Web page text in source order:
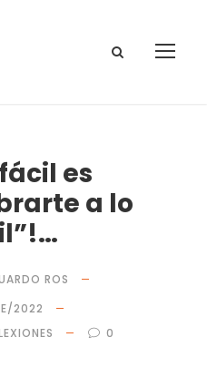
es
a lo
ROS
2022
0